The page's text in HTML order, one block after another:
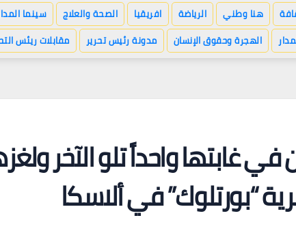
هنا وطني الرياضة افريقيا الصحة والعلاج سينما
الهجرة وحقوق الإنسان مدونة رئيس تحرير مقابلات ريئس
غابتها واحداً تلو الآخر
“بورتلوك” في ألاسكا